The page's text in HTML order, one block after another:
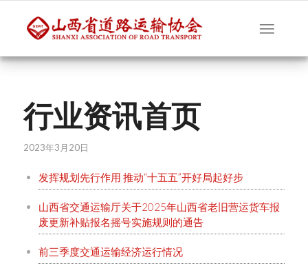
行业资讯首页
2023年3月20日
发挥规划先行作用 推动“十五五”开好局起好步
山西省交通运输厅关于2025年山西省老旧营运货车报
废更新补贴报名摇号实施规则的通告
前三季度交通运输经济运行情况